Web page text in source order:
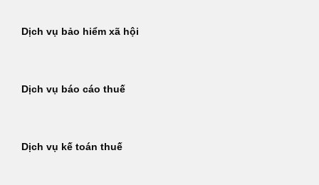
Dịch vụ bảo hiểm xã hội
Dịch vụ báo cáo thuế
Dịch vụ kế toán thuế